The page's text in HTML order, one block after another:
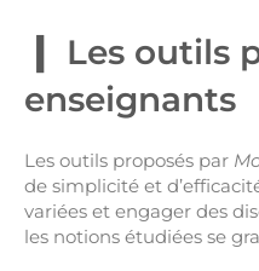
Les outils
enseignants
Les outils proposés par
de simplicité et
variées et engager des
les notions étudiées se